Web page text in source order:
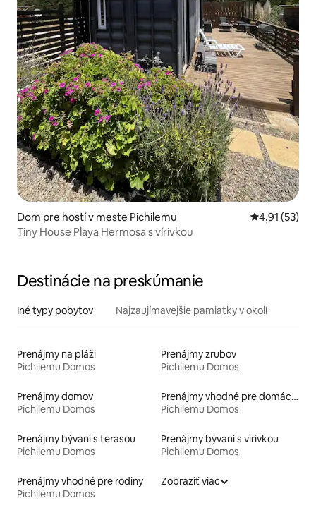
Dom pre hostí v meste Pichilemu Priemerné
4,91 (53)
Tiny House Playa Hermosa s vírivkou
Destinácie na preskúmanie
Iné typy pobytov Najzaujímavejšie pamiatky v okolí
Prenájmy na pláži
Pichilemu Domos
Prenájmy zrubov
Pichilemu Domos
Prenájmy domov
Pichilemu Domos
Prenájmy vhodné pre domáce zvieratá
Pichilemu Domos
Prenájmy bývaní s terasou
Pichilemu Domos
Prenájmy bývaní s vírivkou
Pichilemu Domos
Prenájmy vhodné pre rodiny
Pichilemu Domos
Zobraziť viac